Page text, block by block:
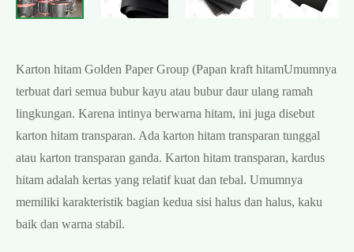
Karton hitam Golden Paper Group (Papan kraft hitamUmumnya
terbuat dari semua bubur kayu atau bubur daur ulang ramah
lingkungan. Karena intinya berwarna hitam, ini juga disebut
karton hitam transparan. Ada karton hitam transparan tunggal
atau karton transparan ganda. Karton hitam transparan, kardus
hitam adalah kertas yang relatif kuat dan tebal. Umumnya
memiliki karakteristik bagian kedua sisi halus dan halus, kaku
baik dan warna stabil.